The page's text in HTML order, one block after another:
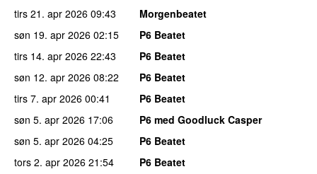
tirs 21. apr 2026 09:43
Morgenbeatet
søn 19. apr 2026 02:15
P6 Beatet
tirs 14. apr 2026 22:43
P6 Beatet
søn 12. apr 2026 08:22
P6 Beatet
tirs 7. apr 2026 00:41
P6 Beatet
søn 5. apr 2026 17:06
P6 med Goodluck Casper
søn 5. apr 2026 04:25
P6 Beatet
tors 2. apr 2026 21:54
P6 Beatet